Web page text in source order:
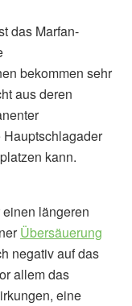
das Marfan-
bekommen sehr
aus deren
kann.
längeren
Übersäuerung
negativ auf das
allem das
eine